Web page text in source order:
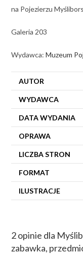
na Pojezierzu
Galeria 203
Wydawca:Muzeum
AUTOR
WYDAWCA
DATA WYDANIA
OPRAWA
LICZBA STRON
FORMAT
ILUSTRACJE
2 opinie dla
zabawka,